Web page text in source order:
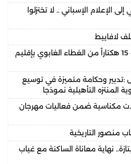
الإعلام الإسباني .. لا تختزلوا
لافاييط
حريق غابوي يلتهم نحو 15 هكتاراً من الغطاء الغابوي بإقليم
:تدبير وحكامة متميزة في توسيع
المنتزه التأهيلية نموذجا
مكناسية ضمن فعاليات مهرجان
منصور التاريخية
نهاية معاناة الساكنة مع غياب